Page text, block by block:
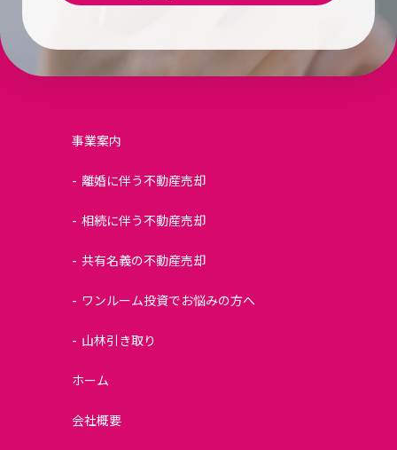
事業案内
離婚に伴う不動産売却
相続に伴う不動産売却
共有名義の不動産売却
ワンルーム投資でお悩みの方へ
山林引き取り
ホーム
会社概要